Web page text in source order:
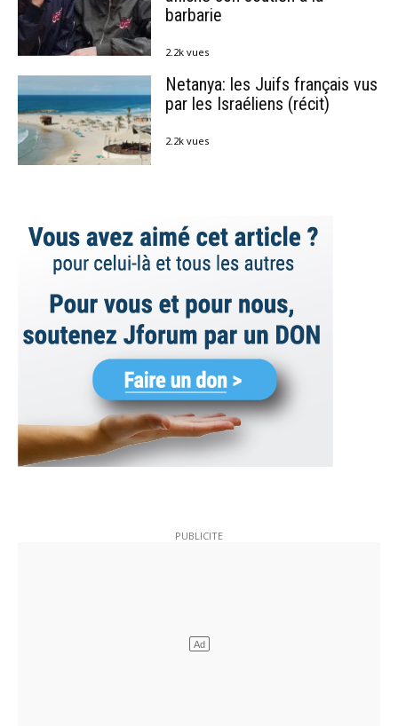
barbarie
2.2k vues
Netanya: les Juifs français vus
par les Israéliens (récit)
2.2k vues